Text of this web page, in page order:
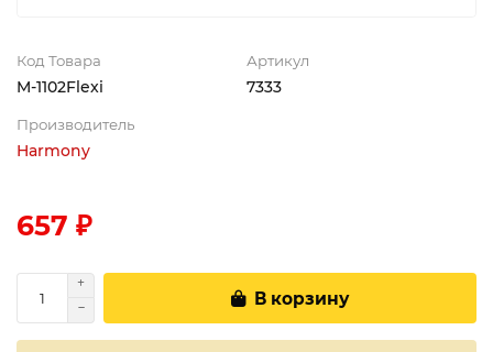
Код Товара
M-1102Flexi
Артикул
7333
Производитель
Harmony
657 ₽
В корзину